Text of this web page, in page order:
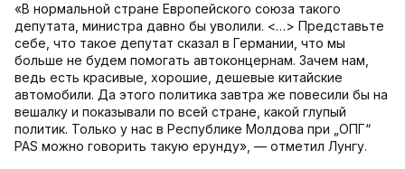
«В нормальной стране Европейского союза такого
депутата, министра давно бы уволили. <…> Представьте
себе, что такое депутат сказал в Германии, что мы
больше не будем помогать автоконцернам. Зачем нам,
ведь есть красивые, хорошие, дешевые китайские
автомобили. Да этого политика завтра же повесили бы на
вешалку и показывали по всей стране, какой глупый
политик. Только у нас в Республике Молдова при „ОПГ“
PAS можно говорить такую ерунду», — отметил Лунгу.